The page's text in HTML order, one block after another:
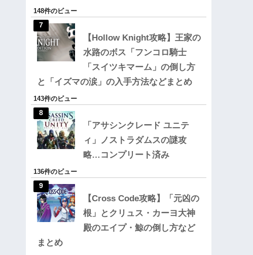
148件のビュー
【Hollow Knight攻略】王家の
水路のボス「フンコロ騎士
「スイツキマーム」の倒し方
と「イズマの涙」の入手方法などまとめ
143件のビュー
「アサシンクレード ユニテ
ィ」ノストラダムスの謎攻
略…コンプリート済み
136件のビュー
【Cross Code攻略】「元凶の
根」とクリュス・カーヨ大神
殿のエイプ・鯨の倒し方など
まとめ